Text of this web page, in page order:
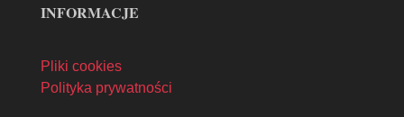
INFORMACJE
Pliki cookies
Polityka prywatności